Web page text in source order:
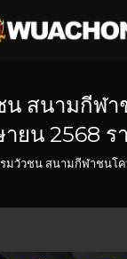
น สนามกีฬ
ยน 2568 ร
มวัวชน สนามกีฬาชนโ